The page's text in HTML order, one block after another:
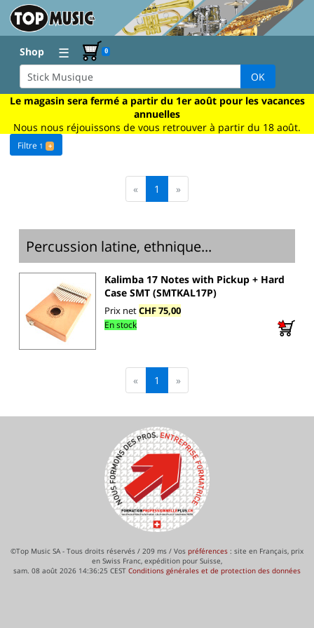
Shop ☰ 0
OK
Le magasin sera fermé a partir du 1er août pour les vacances
annuelles
Nous nous réjouissons de vous retrouver à partir du 18 août.
Filtre 1 +
« 1 »
Percussion latine, ethnique...
Kalimba 17 Notes with Pickup + Hard
Case SMT (SMTKAL17P)
Prix netCHF 75,00
En stock
« 1 »
©Top Music SA - Tous droits réservés / 209 ms / Vos préférences : site en Français, prix
en Swiss Franc, expédition pour Suisse,
sam. 08 août 2026 14:36:25 CEST Conditions générales et de protection des données